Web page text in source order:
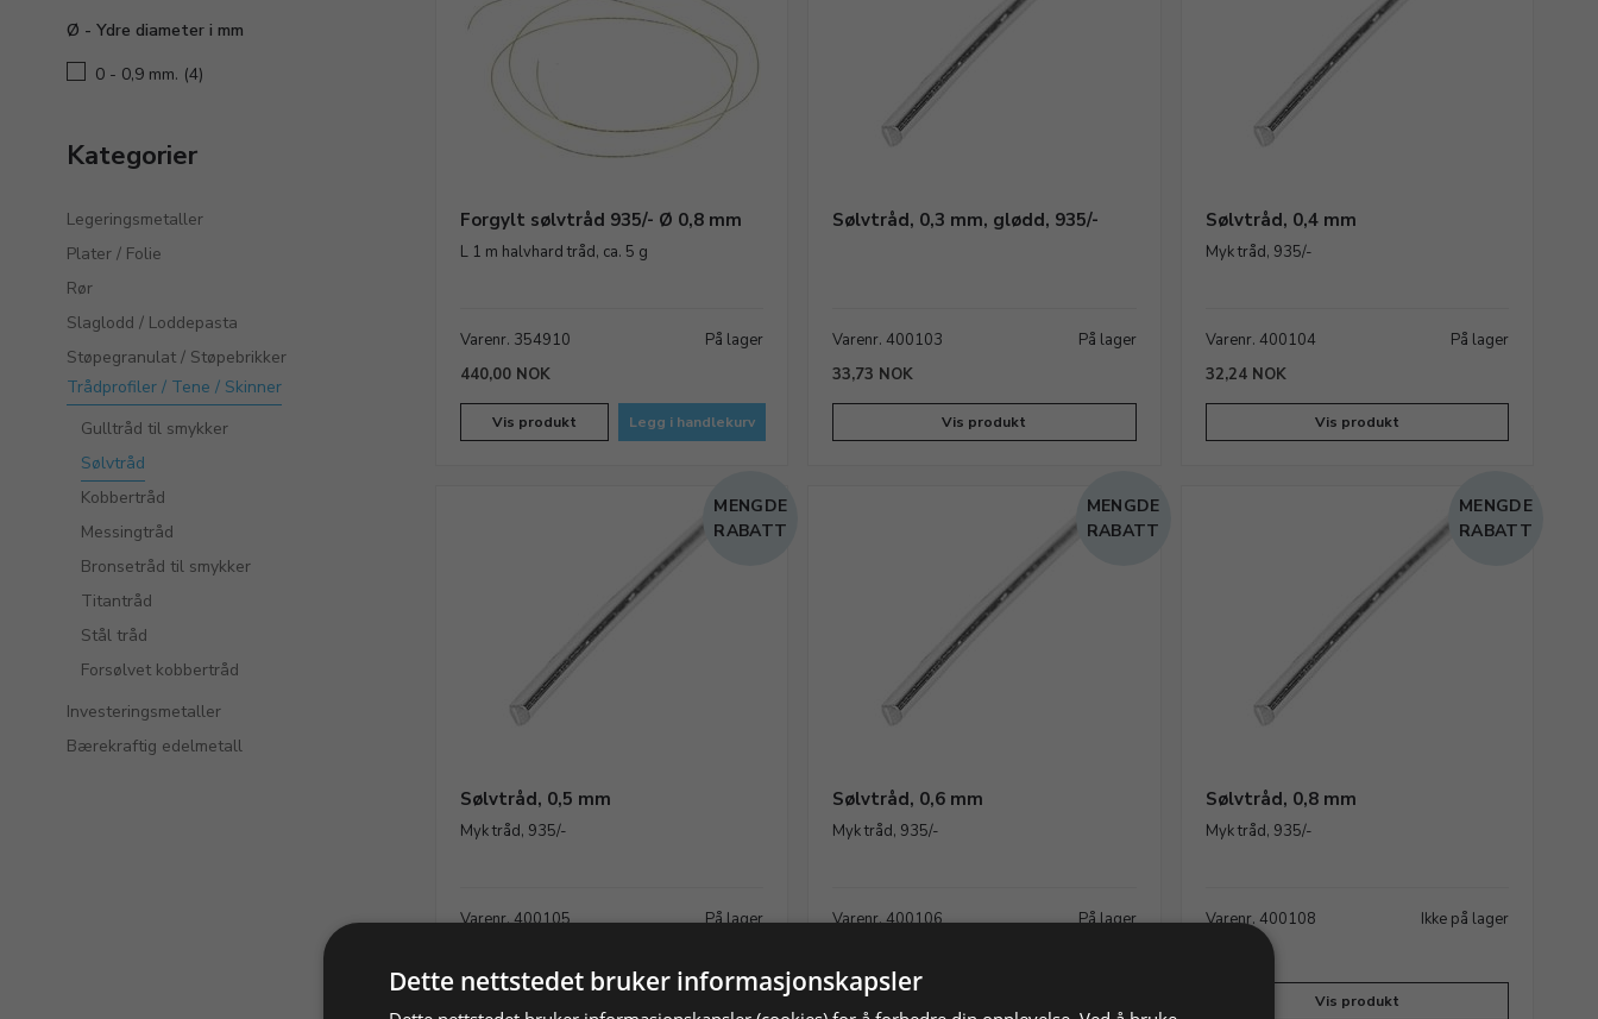
gullsmedverktøy. Med skikkelig utstyr blir det mye enklere å få et virkelig godt
resultat når du for eksempel kutter og bøyer sølvtråd til smykker. Da kan du
konsentrere deg om å være kreativ med disse flotte materialene.
Ø - Ydre diameter i mm
0 - 0,9 mm. (4)
Kategorier
Legeringsmetaller
Plater / Folie
Rør
Slaglodd / Loddepasta
Støpegranulat / Støpebrikker
Trådprofiler / Tene / Skinner
Gulltråd til smykker
Sølvtråd
Kobbertråd
Messingtråd
Bronsetråd til smykker
Titantråd
Stål tråd
Forsølvet kobbertråd
Investeringsmetaller
Bærekraftig edelmetall
Forgylt sølvtråd 935/- Ø 0,8 mm
L 1 m halvhard tråd, ca. 5 g
Varenr. 354910
På lager
440,00 NOK
Vis produkt Legg i handlekurv
Sølvtråd, 0,3 mm, glødd, 935/-
Varenr. 400103
På lager
33,73 NOK
Vis produkt
Sølvtråd, 0,4 mm
Myk tråd, 935/-
Varenr. 400104
På lager
32,24 NOK
Vis produkt
MENGDE
RABATT
Sølvtråd, 0,5 mm
Myk tråd, 935/-
Varenr. 400105
På lager
MENGDE
RABATT
Sølvtråd, 0,6 mm
Myk tråd, 935/-
Varenr. 400106
På lager
MENGDE
RABATT
Sølvtråd, 0,8 mm
Myk tråd, 935/-
Varenr. 400108 Ikke på lager
Vis produkt
Dette nettstedet bruker informasjonskapsler